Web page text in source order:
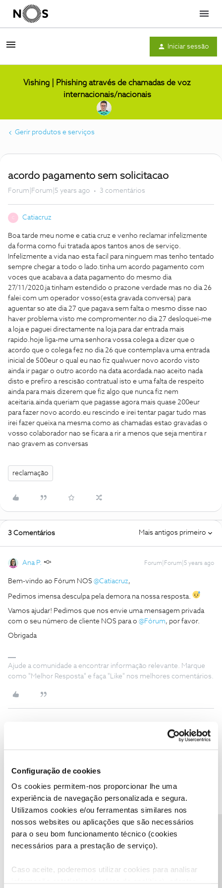
Configuração de cookies
Os cookies permitem-nos proporcionar lhe uma
experiência de navegação personalizada e segura.
Utilizamos cookies e/ou ferramentas similares nos
nossos websites ou aplicações que são necessários
para o seu bom funcionamento técnico (cookies
necessários para a prestação de serviço).
Caso aceite, poderemos utilizar cookies para analisar
Menu
Iniciar sessão
Vishing | Phishing através de chamadas de voz
internacionais/nacionais
Gerir produtos e serviços
acordo pagamento sem solicitacao
Forum|Forum|5 years ago 3 comentários
C Catiacruz
Boa tarde meu nome e catia cruz e venho reclamar infelizmente
da forma como fui tratada apos tantos anos de serviço.
Infelizmente a vida nao esta facil para ninguem mas tenho tentado
sempre chegar a todo o lado.tinha um acordo pagamento com
voces que acabava a data pagamento do mesmo dia
27/11/2020.ja tinham estendido o prazone verdade mas no dia 26
falei com um operador vosso(esta gravada conversa) para
aguentar so ate dia 27 que pagava sem falta o mesmo disse nao
haver problema visto me compromenter.no dia 27 desloquei-me
a loja e paguei directamente na loja para dar entrada mais
rapido.hoje liga-me uma senhora vossa colega a dizer que o
acordo que o colega fez no dia 26 que contemplava uma entrada
inicial de 500eur o qual eu nao fiz qualwuer novo acordo visto
ainda ir pagar o outro acordo na data acordada.nao aceito nada
disto e prefiro a rescisão contratual isto e uma falta de respeito
ainda para mais dizerem que fiz algo que nunca fiz nem
aceitaria.ainda queriam que pagasse agora mais quase 200eur
para fazer novo acordo.eu rescindo e irei tentar pagar tudo mas
irei fazer queixa na mesma como as chamadas estao gravadas o
vosso colaborador nao se ficara a rir a menos que seja mentira r
nao gravem as conversas
reclamação
3 Comentários Mais antigos primeiro
Ana P. Forum|Forum|5 years ago
Bem-vindo ao Fórum NOS @Catiacruz,
Pedimos imensa desculpa pela demora na nossa resposta.
Vamos ajudar! Pedimos que nos envie uma mensagem privada
com o seu número de cliente NOS para o @Fórum, por favor.
Obrigada
Ajude a comunidade a encontrar informação relevante. Marque
como "Melhor Resposta" e faça "Like" nos melhores comentários.
Forum|Forum|5 years ago
nao se venha a repetir.ha certos colaboradores que nao merecem
emprego que tem
Inês B. Forum|Forum|5 years ago
Lamentamos mais uma vez a situação.